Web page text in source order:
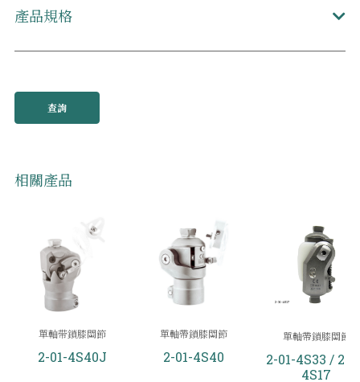
產品規格
查詢
相關產品
單軸带鎖膝關節
2-01-4S40J
單軸帶鎖膝關節
2-01-4S40
單軸帶鎖膝關節
2-01-4S33 / 2-
4S17